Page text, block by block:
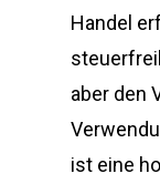
Handel
aber den
ist eine